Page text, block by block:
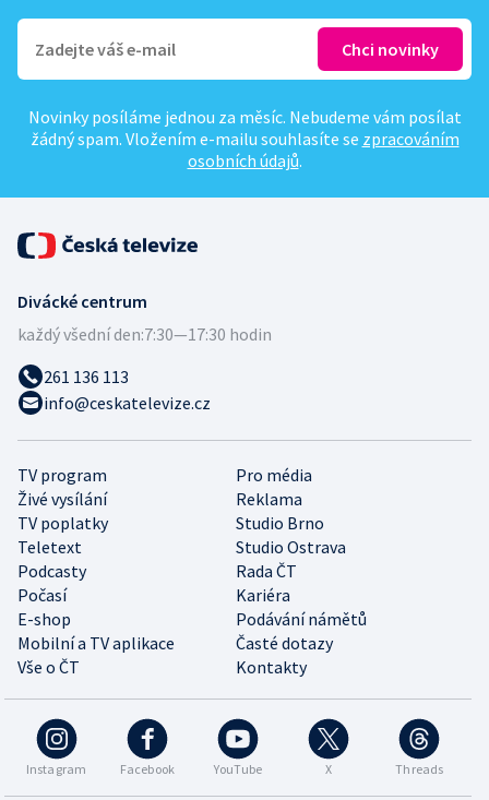
Novinky posíláme jednou za měsíc. Nebudeme vám posílat
žádný spam. Vložením e-mailu souhlasíte se zpracováním
osobních údajů.